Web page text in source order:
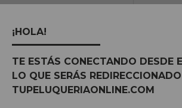
disponível!
¡HOLA!
TE ESTÁS CONECTANDO DESDE
LO QUE SERÁS
TUPELUQUERIAONLINE.COM